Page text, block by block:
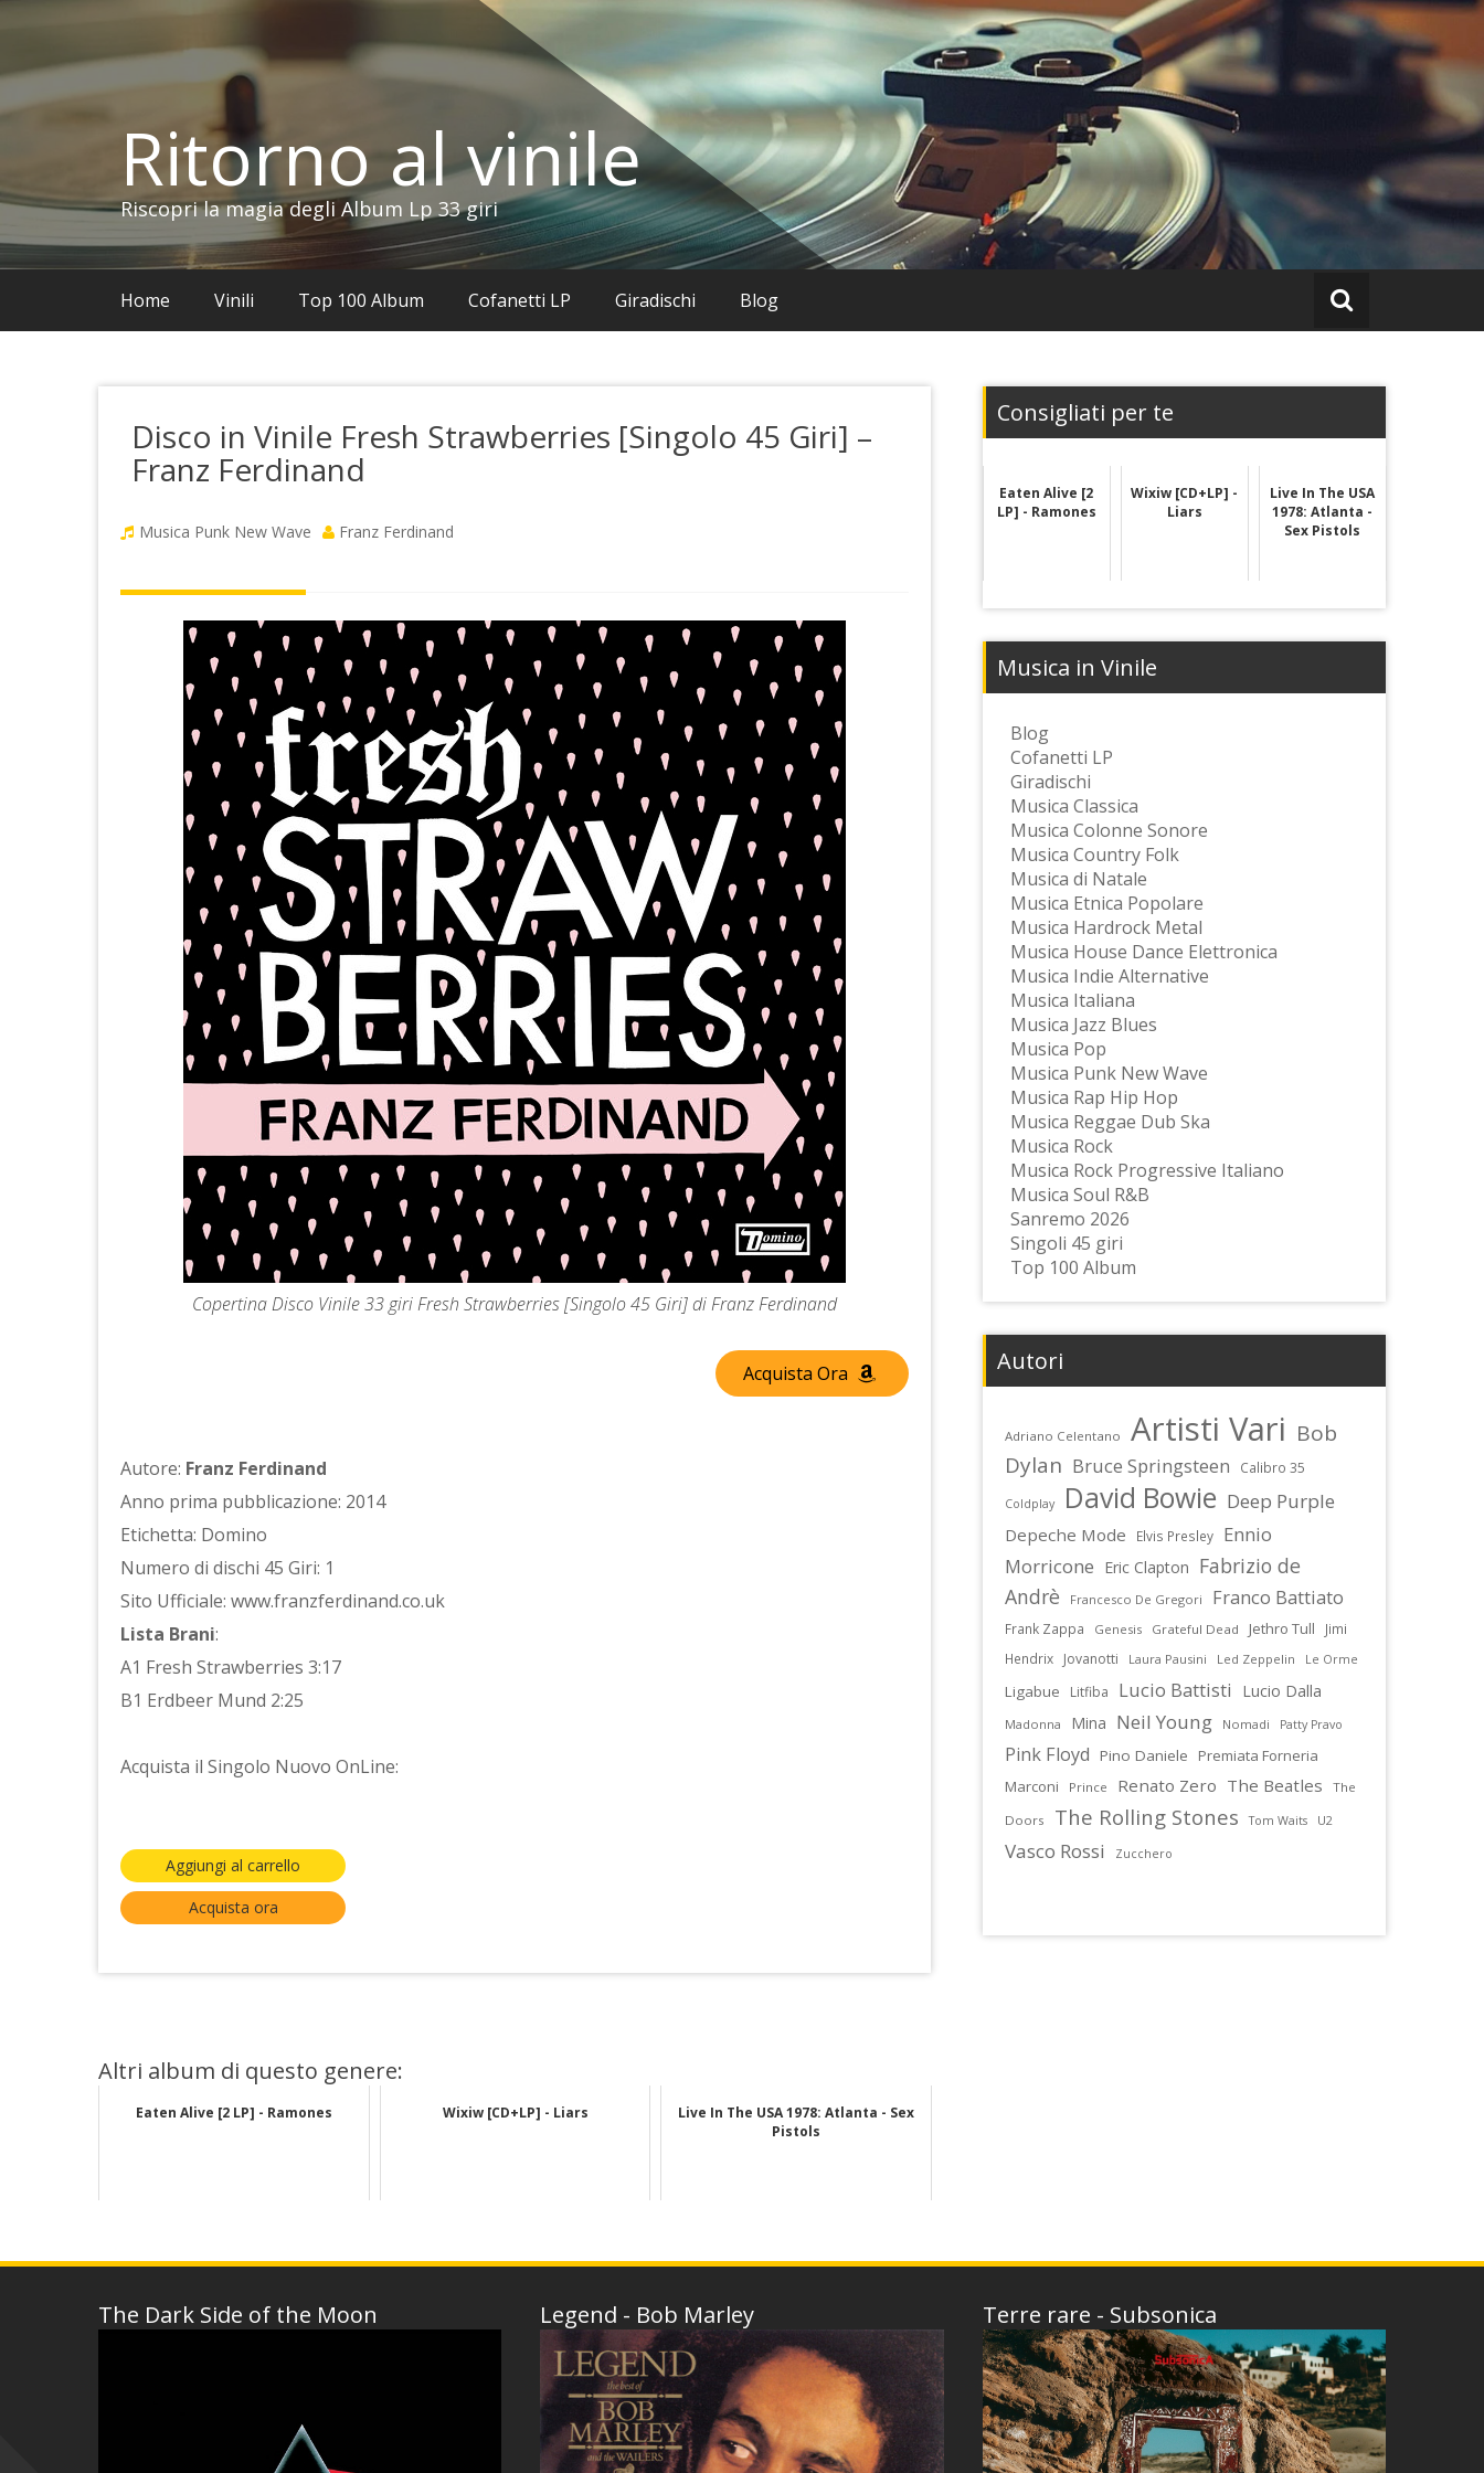
contenuto
Ritorno al vinile
Riscopri la magia degli Album Lp 33 giri
Home Vinili Top 100 Album Cofanetti LP Giradischi Blog
Disco in Vinile Fresh Strawberries [Singolo 45 Giri] –
Franz Ferdinand
Musica Punk New Wave Franz Ferdinand
Copertina Disco Vinile 33 giri Fresh Strawberries [Singolo 45 Giri] di Franz Ferdinand
Acquista Ora
Autore: Franz Ferdinand
Anno prima pubblicazione: 2014
Etichetta: Domino
Numero di dischi 45 Giri: 1
Sito Ufficiale: www.franzferdinand.co.uk
Lista Brani:
A1 Fresh Strawberries 3:17
B1 Erdbeer Mund 2:25
Acquista il Singolo Nuovo OnLine:
Aggiungi al carrello
Acquista ora
Altri album di questo genere:
Eaten Alive [2 LP] - Ramones Wixiw [CD+LP] - Liars
Live In The USA 1978: Atlanta - Sex
Pistols
Consigliati per te
Eaten Alive [2
LP] - Ramones
Wixiw [CD+LP] -
Liars
Live In The USA
1978: Atlanta -
Sex Pistols
Musica in Vinile
Blog
Cofanetti LP
Giradischi
Musica Classica
Musica Colonne Sonore
Musica Country Folk
Musica di Natale
Musica Etnica Popolare
Musica Hardrock Metal
Musica House Dance Elettronica
Musica Indie Alternative
Musica Italiana
Musica Jazz Blues
Musica Pop
Musica Punk New Wave
Musica Rap Hip Hop
Musica Reggae Dub Ska
Musica Rock
Musica Rock Progressive Italiano
Musica Soul R&B
Sanremo 2026
Singoli 45 giri
Top 100 Album
Autori
Adriano Celentano Artisti Vari Bob
Dylan Bruce Springsteen Calibro 35
Coldplay David Bowie Deep Purple
Depeche Mode Elvis Presley
Ennio
Morricone Eric Clapton Fabrizio de
Andrè
Francesco De Gregori Franco Battiato
Frank Zappa Genesis Grateful Dead Jethro Tull
Jimi
Hendrix
Jovanotti Laura Pausini Led Zeppelin Le Orme
Ligabue Litfiba Lucio Battisti Lucio Dalla
Madonna Mina Neil Young Nomadi Patty Pravo
Pink Floyd Pino Daniele
Premiata Forneria
Marconi
Prince Renato Zero The Beatles
The
Doors
The Rolling Stones Tom Waits U2
Vasco Rossi Zucchero
The Dark Side of the Moon Legend - Bob Marley Terre rare - Subsonica